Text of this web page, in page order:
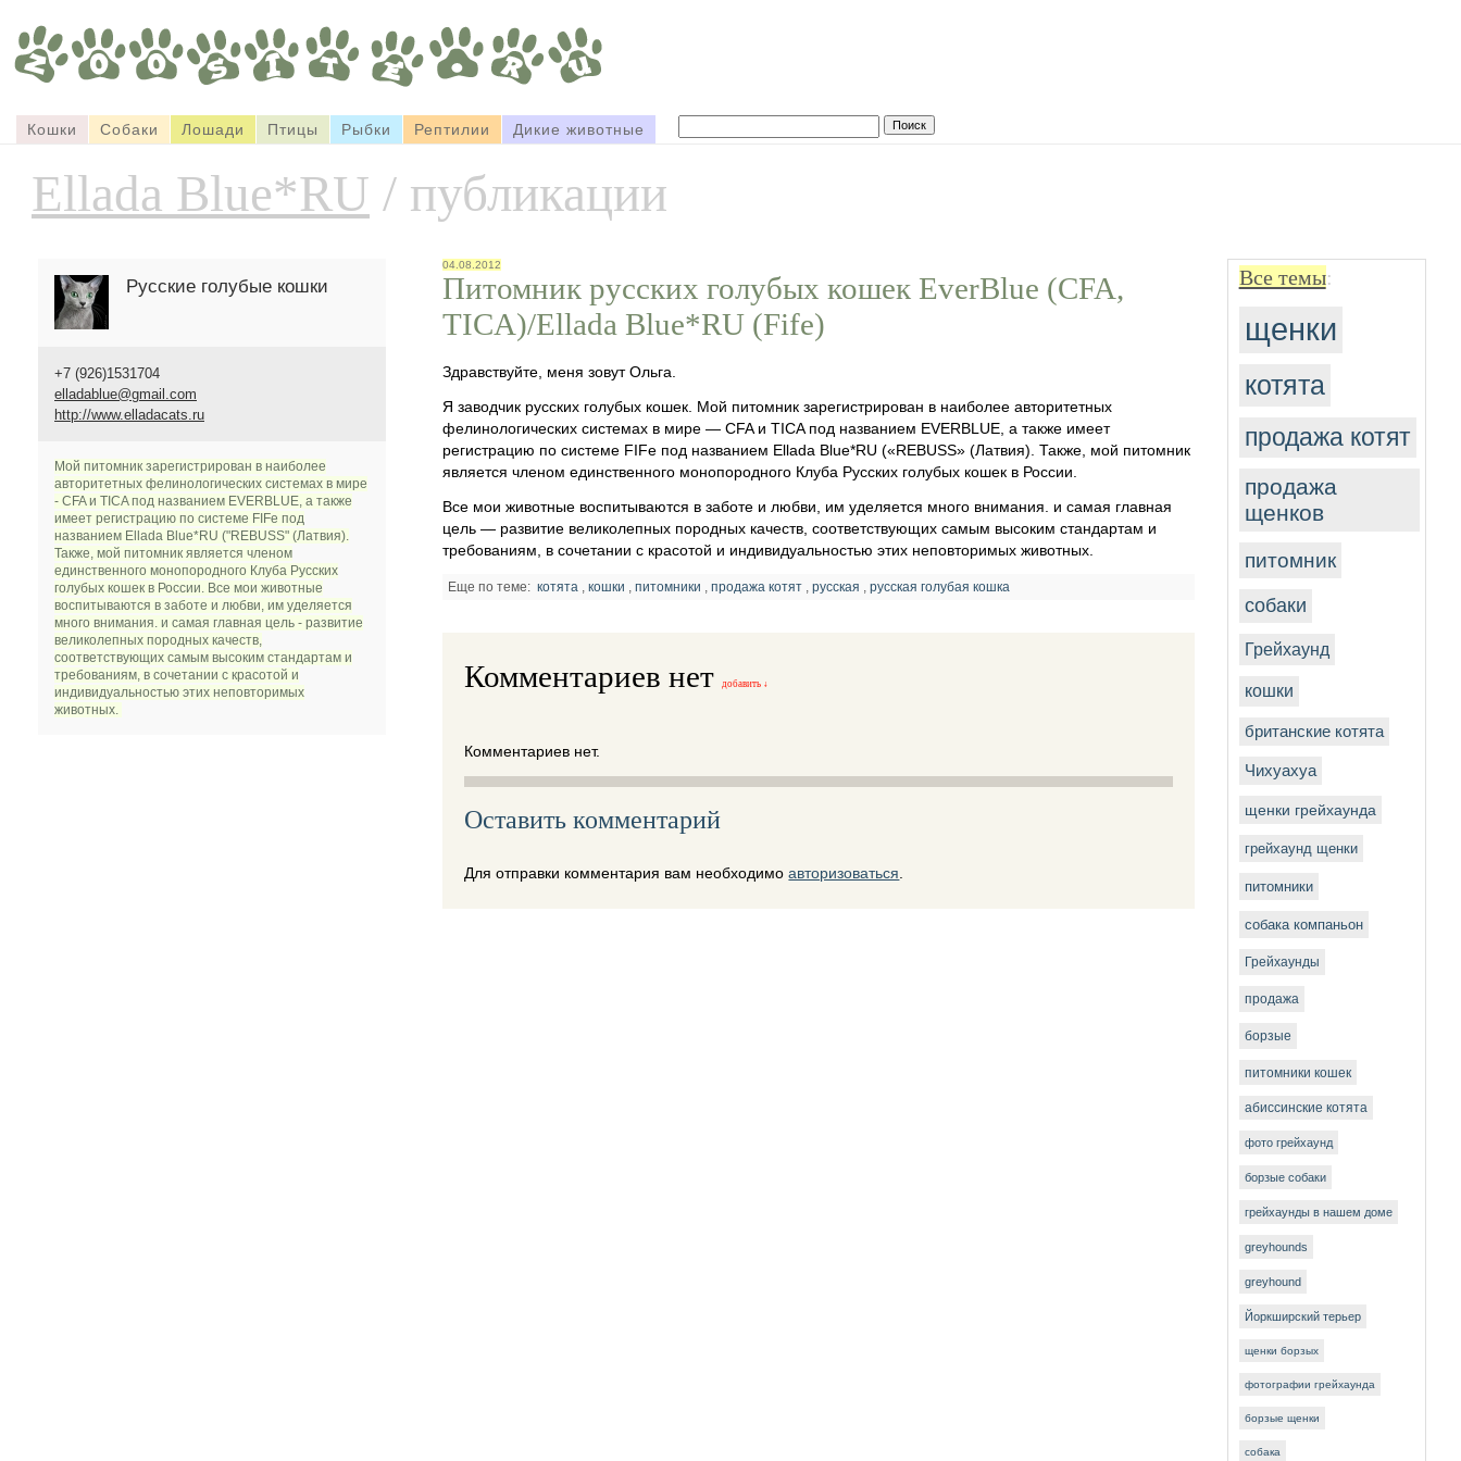
Кошки Собаки Лошади Птицы Рыбки Рептилии Дикие животные
Ellada Blue*RU / публикации
Русские голубые кошки
+7 (926)1531704
elladablue@gmail.com
http://www.elladacats.ru
Мой питомник зарегистрирован в наиболее
авторитетных фелинологических системах в мире
- CFA и TICA под названием EVERBLUE, а также
имеет регистрацию по системе FIFe под
названием Ellada Blue*RU ("REBUSS" (Латвия).
Также, мой питомник является членом
единственного монопородного Клуба Русских
голубых кошек в России. Все мои животные
воспитываются в заботе и любви, им уделяется
много внимания. и самая главная цель - развитие
великолепных породных качеств,
соответствующих самым высоким стандартам и
требованиям, в сочетании с красотой и
индивидуальностью этих неповторимых
животных.
Все темы:
щенки
котята
продажа котят
продажа
щенков
питомник
собаки
Грейхаунд
кошки
британские котята
Чихуахуа
щенки грейхаунда
грейхаунд щенки
питомники
собака компаньон
Грейхаунды
продажа
борзые
питомники кошек
абиссинские котята
фото грейхаунд
борзые собаки
грейхаунды в нашем доме
greyhounds
greyhound
Йоркширский терьер
щенки борзых
фотографии грейхаунда
борзые щенки
собака
04.08.2012
Питомник русских голубых кошек EverBlue (CFA,
TICA)/Ellada Blue*RU (Fife)
Здравствуйте, меня зовут Ольга.
Я заводчик русских голубых кошек. Мой питомник зарегистрирован в наиболее авторитетных
фелинологических системах в мире — CFA и TICA под названием EVERBLUE, а также имеет
регистрацию по системе FIFe под названием Ellada Blue*RU («REBUSS» (Латвия). Также, мой питомник
является членом единственного монопородного Клуба Русских голубых кошек в России.
Все мои животные воспитываются в заботе и любви, им уделяется много внимания. и самая главная
цель — развитие великолепных породных качеств, соответствующих самым высоким стандартам и
требованиям, в сочетании с красотой и индивидуальностью этих неповторимых животных.
Еще по теме:котята ,кошки ,питомники ,продажа котят ,русская ,русская голубая кошка
Комментариев нетдобавить ↓
Комментариев нет.
Оставить комментарий
Для отправки комментария вам необходимоавторизоваться.